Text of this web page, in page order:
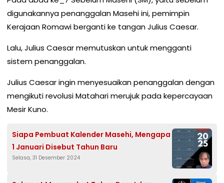
digunakannya penanggalan Masehi ini, pemimpin
Kerajaan Romawi berganti ke tangan Julius Caesar.
Lalu, Julius Caesar memutuskan untuk mengganti
sistem penanggalan.
Julius Caesar ingin menyesuaikan penanggalan dengan
mengikuti revolusi Matahari merujuk pada kepercayaan
Mesir Kuno.
Siapa Pembuat Kalender Masehi, Mengapa
1 Januari Disebut Tahun Baru
Selasa, 31 Desember 2024